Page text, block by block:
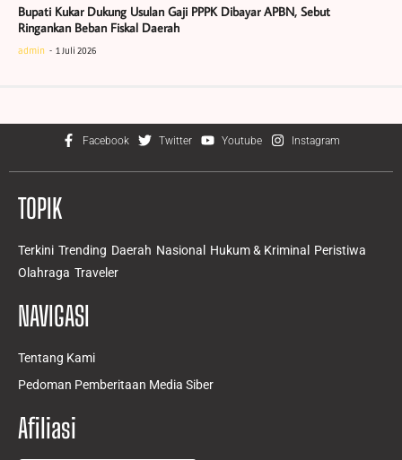
Bupati Kukar Dukung Usulan Gaji PPPK Dibayar APBN, Sebut
Ringankan Beban Fiskal Daerah
admin 1 Juli 2026
Facebook Twitter Youtube Instagram
TOPIK
Terkini Trending Daerah Nasional Hukum & Kriminal Peristiwa
Olahraga Traveler
NAVIGASI
Tentang Kami
Pedoman Pemberitaan Media Siber
Afiliasi